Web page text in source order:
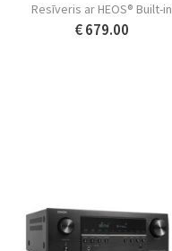
Resīveris ar HEOS® Built-in
€ 679.00